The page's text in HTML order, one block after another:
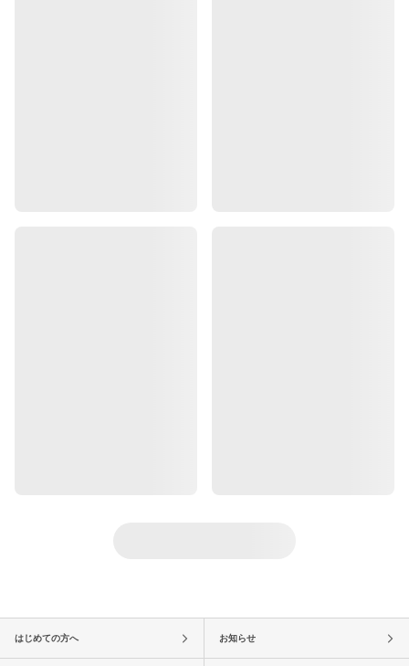
はじめての方へ お知らせ